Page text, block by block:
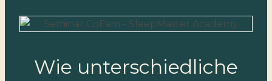
Wie unterschiedliche